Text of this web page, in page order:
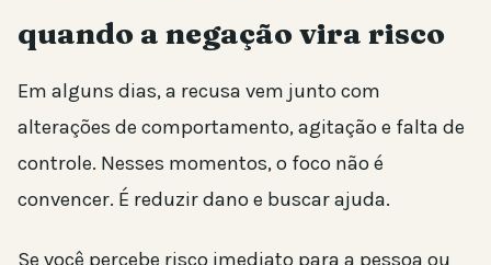
quando a negação vira risco
Em alguns dias, a recusa vem junto com
alterações de comportamento, agitação e falta de
controle. Nesses momentos, o foco não é
convencer. É reduzir dano e buscar ajuda.
Se você percebe risco imediato para a pessoa ou